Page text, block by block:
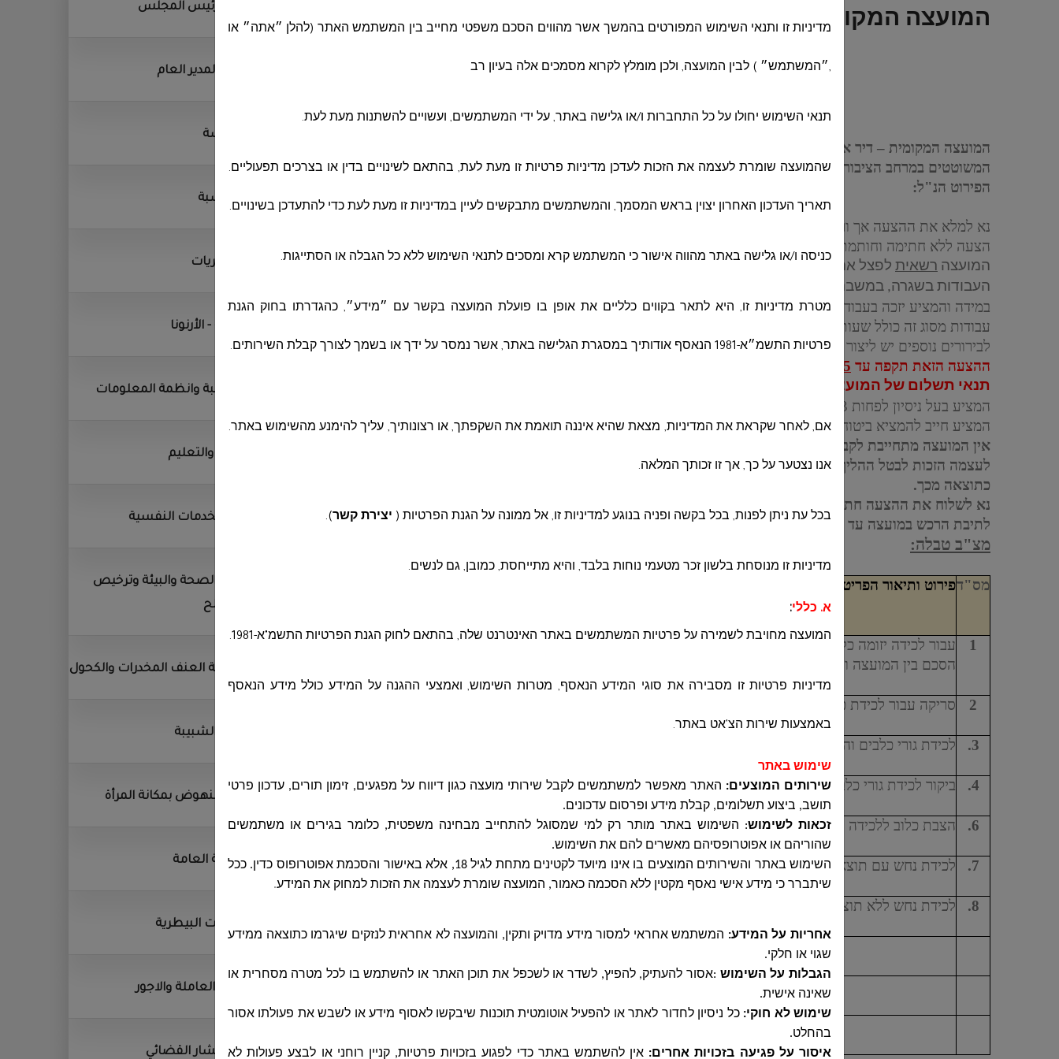
המועצה המקומית
הצעת מחיר מס' 92/2024
המועצה המקומית – דיר אל אסד מבקשת בזה להגיש הצעת מחיר עבור שירותי לכידה של בעלי חיים
המשוטטים במרחב הציבורי בתחומה המוניציפלי של המועצה המקומית דיר אל אסד והסגרתם ע"פ חוק לפי
הפירוט הנ"ל:
נא למלא את ההצעה אך ורק בטבלה המצורפת בכתב ברור וקריא.
הצעה ללא חתימה וחותמת לא תתקבל.
המועצה רשאית לפצל את הזכייה בין הספקים ולבחור יותר מזכיין אחד ע"מ להבטיח זמינות בביצוע
העבודות בשגרה, במשברים ושעות חירום.הכל לפי שיקול דעתה ולפי מחיר ההצעה הזוכה ולפי צרכיה.
במידה והמציע יזכה בעבודות יהיה מודע כי עליו להיות זמין כי המועצה תהיה בעדיפות ראשונה לביצוע
עבודות מסוג זה כולל שעות בלתי שגרתיות ושעות חירום.
לבירורים נוספים יש ליצור קשר עם גב' היפא אסדי, 054-2637806.
ההצעה הזאת תקפה עד 31.12.2025
תנאי תשלום של המועצה – שוטף + 90 מיום אישור חשבון.
המציע בעל ניסיון לפחות 3 שנים בתחום.
המציע חייב להמציא ביטוחים צד שלישי ואחריות מקצועית.
אין המועצה מתחייבת לקבוע את ההצעה הזולה יותר, או כל הצעה שהיא זוכה, כמו כן המועצה שומרת
לעצמה הזכות לבטל ההליך בכללותו או כל חלק ממנו. ולא תהיה לקבלן הזכות לתבוע או לקבל כל פיצויים
כתוצאה מכך.
נא לשלוח את ההצעה חתומה בקובץ
לתיבת הרכש במועצה עד 22/09/2024 שעה 11:00 בבוקר.
מצ"ב טבלה:
מס"דפירוט ותיאור הפריט
1
עבור לכידה יזומה כלב כולל הסגרה בכלביית יסעור ע"ס
הסכם בין המועצה והכלבייה
2 סריקה עבור לכידת כלב ללא תוצאה
3. לכידת גורי כלבים והעברת לרופא ווטרינר
4. ביקור לכידת גורי כלבים ללא תוצאה 1
6. הצבת כלוב ללכידה 1
7. לכידת נחש עם תוצאה 1
8. לכידת נחש ללא תוצאה
ديوان رئيس المجلس
ديوان المدير العام
الهندسة
المحاسبة
المشتريات
الجباية - الأرنونا
الحوسبة وانظمة المعلومات
التربية والتعليم
مركز الخدمات النفسية
قسم الصحة والبيئة وترخيص
المصالح
مكافحة العنف المخدرات والكحول
قسم الشبيبة
وحدة النهوض بمكانة المرأة
المكتبة العامة
الخدمات البيطرية
القوى العاملة والاجور
المستشار القضائي
מדיניות זו ותנאי השימוש המפורטים בהמשך אשר מהווים הסכם משפטי מחייב בין המשתמש האתר (להלן ״אתה״ או
,״המשתמש״ ) לבין המועצה, ולכן מומלץ לקרוא מסמכים אלה בעיון רב
תנאי השימוש יחולו על כל התחברות ו/או גלישה באתר, על ידי המשתמשים, ועשויים להשתנות מעת לעת.
שהמועצה שומרת לעצמה את הזכות לעדכן מדיניות פרטיות זו מעת לעת, בהתאם לשינויים בדין או בצרכים תפעוליים.
תאריך העדכון האחרון יצוין בראש המסמך, והמשתמשים מתבקשים לעיין במדיניות זו מעת לעת כדי להתעדכן בשינויים.
כניסה ו/או גלישה באתר מהווה אישור כי המשתמש קרא ומסכים לתנאי השימוש ללא כל הגבלה או הסתייגות.
מטרת מדיניות זו, היא לתאר בקווים כלליים את אופן בו פועלת המועצה בקשר עם ״מידע״, כהגדרתו בחוק הגנת
פרטיות התשמ״א-1981 הנאסף אודותיך במסגרת הגלישה באתר, אשר נמסר על ידך או בשמך לצורך קבלת השירותים .
אם, לאחר שקראת את המדיניות, מצאת שהיא איננה תואמת את השקפתך, או רצונותיך, עליך להימנע מהשימוש באתר.
אנו נצטער על כך, אך זו זכותך המלאה.
בכל עת ניתן לפנות, בכל בקשה ופניה בנוגע למדיניות זו, אל ממונה על הגנת הפרטיות ( יצירת קשר )
.
מדיניות זו מנוסחת בלשון זכר מטעמי נוחות בלבד, והיא מתייחסת, כמובן, גם לנשים.
א. כללי:
המועצה מחויבת לשמירה על פרטיות המשתמשים באתר האינטרנט שלה, בהתאם לחוק הגנת הפרטיות התשמ"א-1981 .
מדיניות פרטיות זו מסבירה את סוגי המידע הנאסף, מטרות השימוש, ואמצעי ההגנה על המידע כולל מידע הנאסף
באמצעות שירות הצ'אט באתר .
שימוש באתר
שירותים המוצעים: האתר מאפשר למשתמשים לקבל שירותי מועצה כגון דיווח על מפגעים, זימון תורים, עדכון פרטי
תושב, ביצוע תשלומים, קבלת מידע ופרסום עדכונים.
זכאות לשימוש: השימוש באתר מותר רק למי שמסוגל להתחייב מבחינה משפטית, כלומר בגירים או משתמשים
שהוריהם או אפוטרופסיהם מאשרים להם את השימוש.
השימוש באתר והשירותים המוצעים בו אינו מיועד לקטינים מתחת לגיל 18, אלא באישור והסכמת אפוטרופוס כדין. ככל
שיתברר כי מידע אישי נאסף מקטין ללא הסכמה כאמור, המועצה שומרת לעצמה את הזכות למחוק את המידע.
אחריות על המידע: המשתמש אחראי למסור מידע מדויק ותקין, והמועצה לא אחראית לנזקים שיגרמו כתוצאה ממידע
שגוי או חלקי.
הגבלות על השימוש :אסור להעתיק, להפיץ, לשדר או לשכפל את תוכן האתר או להשתמש בו לכל מטרה מסחרית או
שאינה אישית.
שימוש לא חוקי: כל ניסיון לחדור לאתר או להפעיל אוטומטית תוכנות שיבקשו לאסוף מידע או לשבש את פעולתו אסור
בהחלט.
איסור על פגיעה בזכויות אחרים: אין להשתמש באתר כדי לפגוע בזכויות פרטיות, קניין רוחני או לבצע פעולות לא